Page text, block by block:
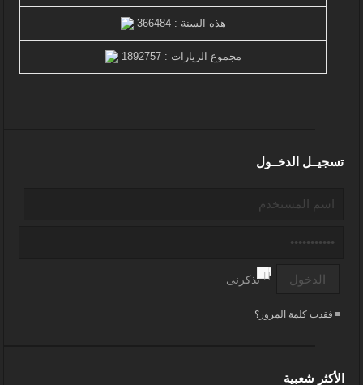
هذه السنة : 366484
مجموع الزيارات : 1892757
تسجيــل الدخــول
تذكرنى
فقدت كلمة المرور؟
الأكثر شعبية